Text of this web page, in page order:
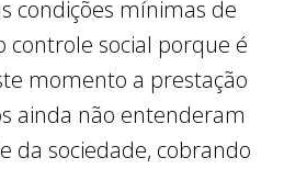
condições mínimas de
controle social porque é
momento a prestação
ainda não entenderam
da sociedade, cobrando